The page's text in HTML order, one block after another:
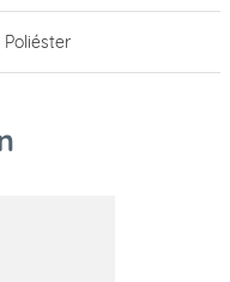
Poliéster